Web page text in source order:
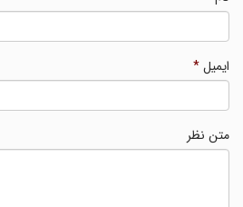
ایمیل*
متن نظر